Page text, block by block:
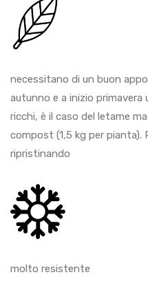
necessitano di un buon
autunno e a inizio
ricchi, è il caso del letame
compost (1,5 kg per pianta).
ripristinando
molto resistente